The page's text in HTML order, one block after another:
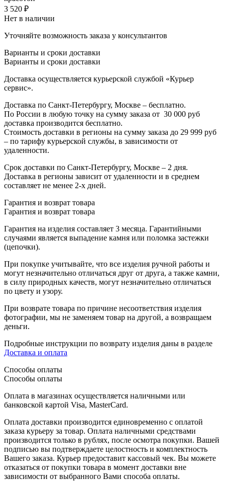
3 520 ₽
Нет в наличии
Уточняйте возможность заказа у консультантов
Варианты и сроки доставки
Варианты и сроки доставки
Доставка осуществляется курьерской службой «Курьер
сервис».
Доставка по Санкт-Петербургу, Москве – бесплатно.
По России в любую точку на сумму заказа от 30 000 руб
доставка производится бесплатно.
Стоимость доставки в регионы на сумму заказа до 29 999 руб
– по тарифу курьерской службы, в зависимости от
удаленности.
Срок доставки по Санкт-Петербургу, Москве – 2 дня.
Доставка в регионы зависит от удаленности и в среднем
составляет не менее 2-х дней.
Гарантия и возврат товара
Гарантия и возврат товара
Гарантия на изделия составляет 3 месяца. Гарантийными
случаями является выпадение камня или поломка застежки
(цепочки).
При покупке учитывайте, что все изделия ручной работы и
могут незначительно отличаться друг от друга, а также камни,
в силу природных качеств, могут незначительно отличаться
по цвету и узору.
При возврате товара по причине несоответствия изделия
фотографии, мы не заменяем товар на другой, а возвращаем
деньги.
Подробные инструкции по возврату изделия даны в разделе
Доставка и оплата
Способы оплаты
Способы оплаты
Оплата в магазинах осуществляется наличными или
банковской картой Visa, MasterCard.
Оплата доставки производится единовременно с оплатой
заказа курьеру за товар. Оплата наличными средствами
производится только в рублях, после осмотра покупки. Вашей
подписью вы подтверждаете целостность и комплектность
Вашего заказа. Курьер предоставит кассовый чек. Вы можете
отказаться от покупки товара в момент доставки вне
зависимости от выбранного Вами способа оплаты.